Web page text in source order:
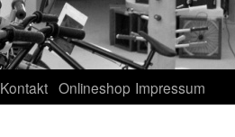
Kontakt Onlineshop Impressum